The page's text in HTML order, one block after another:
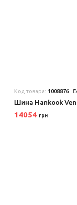
Код товара: 1008876
Шина Hankook
14054 грн